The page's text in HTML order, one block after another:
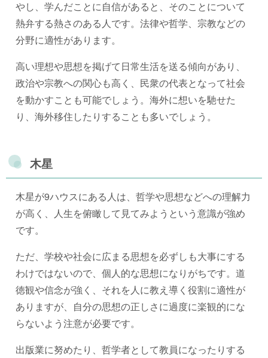
やし、学んだことに自信があると、そのことについて
熱弁する熱さのある人です。法律や哲学、宗教などの
分野に適性があります。
高い理想や思想を掲げて日常生活を送る傾向があり、
政治や宗教への関心も高く、民衆の代表となって社会
を動かすことも可能でしょう。海外に想いを馳せた
り、海外移住したりすることも多いでしょう。
木星
木星が9ハウスにある人は、哲学や思想などへの理解力
が高く、人生を俯瞰して見てみようという意識が強め
です。
ただ、学校や社会に広まる思想を必ずしも大事にする
わけではないので、個人的な思想になりがちです。道
徳観や信念が強く、それを人に教え導く役割に適性が
ありますが、自分の思想の正しさに過度に楽観的にな
らないよう注意が必要です。
出版業に努めたり、哲学者として教員になったりする